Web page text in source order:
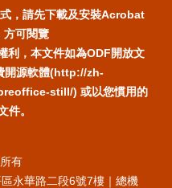
，請先下載及安裝Acrobat
方可閱覽
利，本文件如為ODF開放文
開源軟體(http://zh-
still/) 或以您慣用的
件。
有
永華路二段6號7樓｜總機